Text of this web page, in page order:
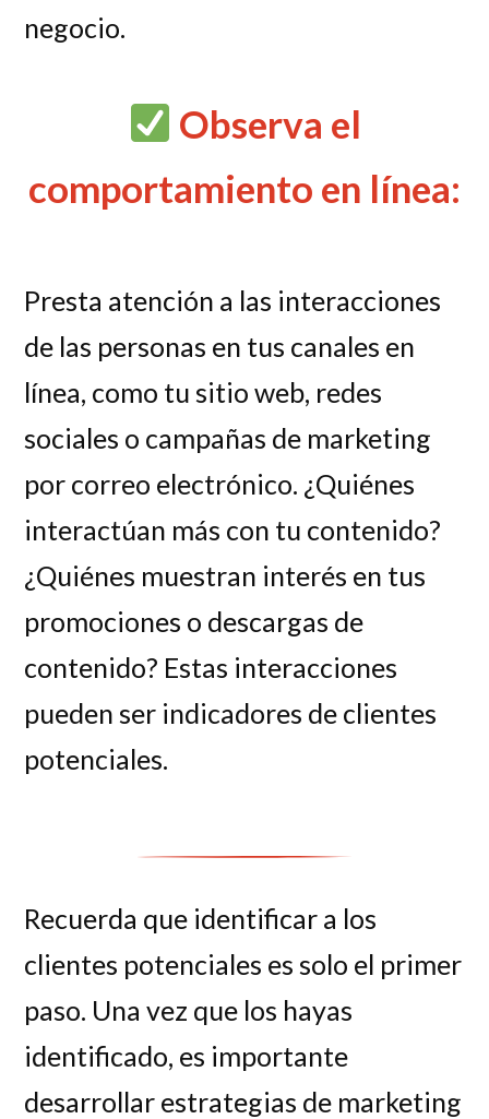
negocio.
Observa el
comportamiento en línea:
Presta atención a las interacciones
de las personas en tus canales en
línea, como tu sitio web, redes
sociales o campañas de marketing
por correo electrónico. ¿Quiénes
interactúan más con tu contenido?
¿Quiénes muestran interés en tus
promociones o descargas de
contenido? Estas interacciones
pueden ser indicadores de clientes
potenciales.
Recuerda que identificar a los
clientes potenciales es solo el primer
paso. Una vez que los hayas
identificado, es importante
desarrollar estrategias de marketing